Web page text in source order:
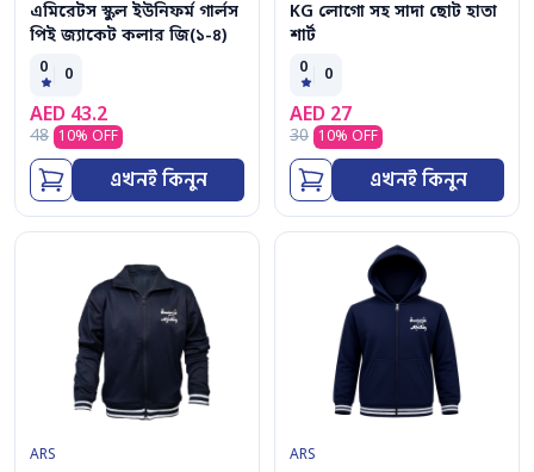
এমিরেটস স্কুল ইউনিফর্ম গার্লস
পিই জ্যাকেট কলার জি(১-৪)
0 0
AED 43.2
48 10% OFF
এখনই কিনুন
KG লোগো সহ সাদা ছোট হাতা
শার্ট
0 0
AED 27
30 10% OFF
এখনই কিনুন
ARS ARS